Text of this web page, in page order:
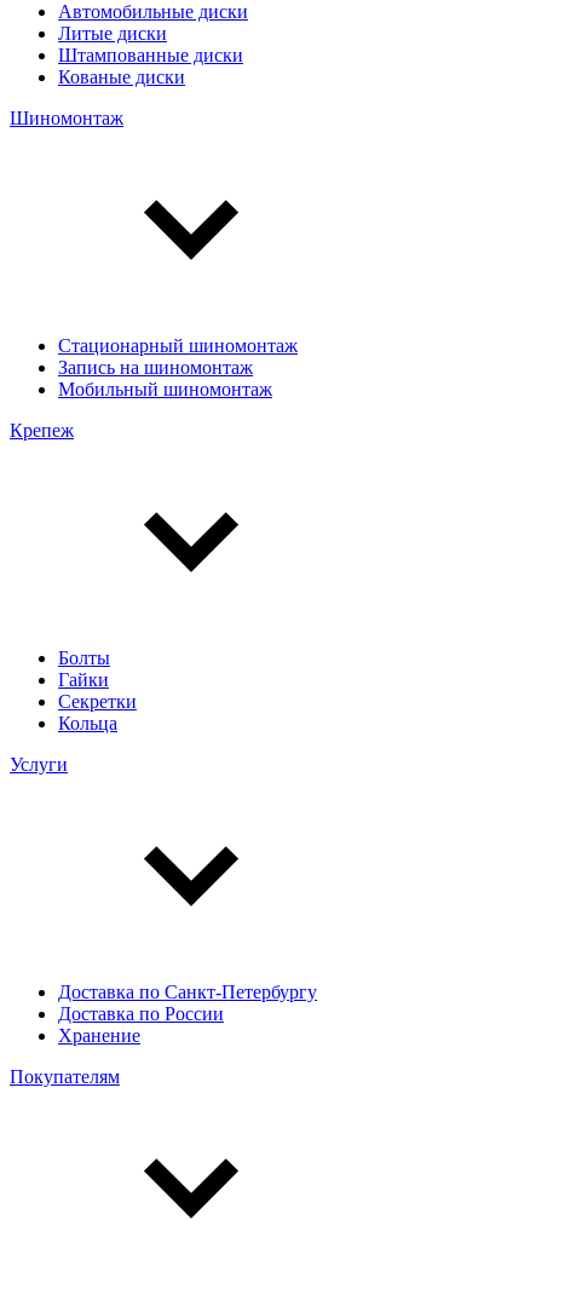
Автомобильные диски
Литые диски
Штампованные диски
Кованые диски
Шиномонтаж
Стационарный шиномонтаж
Запись на шиномонтаж
Мобильный шиномонтаж
Крепеж
Болты
Гайки
Секретки
Кольца
Услуги
Доставка по Санкт-Петербургу
Доставка по России
Хранение
Покупателям